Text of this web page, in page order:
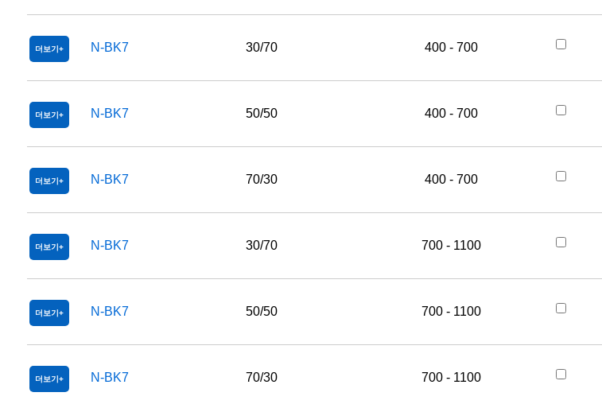
더보기 N-BK7 30/70 400 - 700
더보기 N-BK7 50/50 400 - 700
더보기 N-BK7 70/30 400 - 700
더보기 N-BK7 30/70 700 - 1100
더보기 N-BK7 50/50 700 - 1100
더보기 N-BK7 70/30 700 - 1100